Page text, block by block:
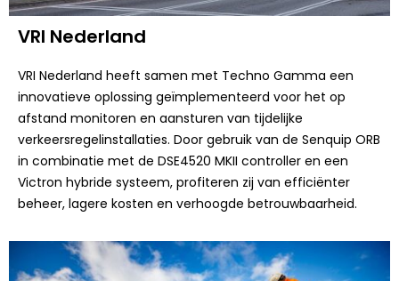
VRI Nederland
VRI Nederland heeft samen met Techno Gamma een
innovatieve oplossing geïmplementeerd voor het op
afstand monitoren en aansturen van tijdelijke
verkeersregelinstallaties. Door gebruik van de Senquip ORB
in combinatie met de DSE4520 MKII controller en een
Victron hybride systeem, profiteren zij van efficiënter
beheer, lagere kosten en verhoogde betrouwbaarheid.